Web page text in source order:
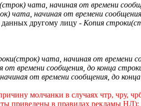
чата, начиная от времени
чата, начиная от времени
данных другому лицу - Копия
чата, начиная от времени
времени сообщения, до конца
от времени сообщения, до
молчанки в случаях чтр, чру,
приведены в правилах рекламы НЛ);